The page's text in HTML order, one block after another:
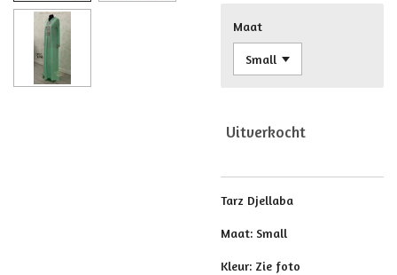
Maat
Uitverkocht
Tarz Djellaba
Maat: Small
Kleur: Zie foto